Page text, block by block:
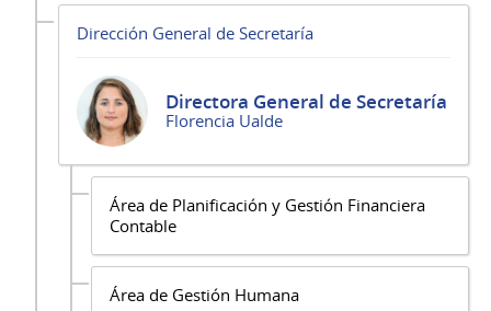
Dirección General de Secretaría
Directora General de Secretaría
Florencia Ualde
Área de Planificación y Gestión Financiera
Contable
Área de Gestión Humana